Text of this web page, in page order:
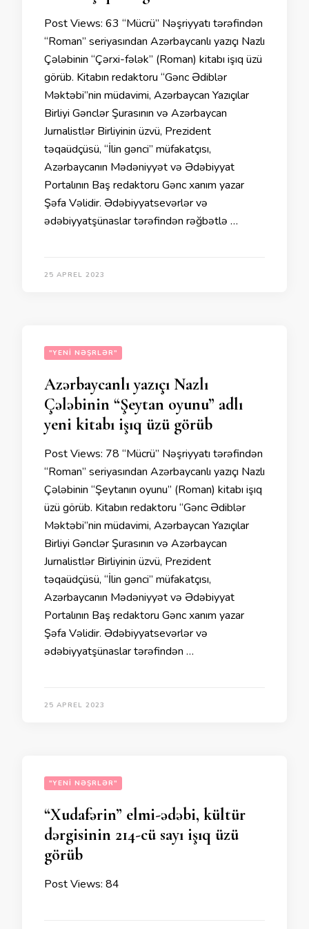
Post Views: 63 “Mücrü” Nəşriyyatı tərəfindən
“Roman” seriyasından Azərbaycanlı yazıçı Nazlı
Çələbinin “Çərxi-fələk” (Roman) kitabı işıq üzü
görüb. Kitabın redaktoru “Gənc Ədiblər
Məktəbi”nin müdavimi, Azərbaycan Yazıçılar
Birliyi Gənclər Şurasının və Azərbaycan
Jurnalistlər Birliyinin üzvü, Prezident
təqaüdçüsü, “İlin gənci” müfakatçısı,
Azərbaycanın Mədəniyyət və Ədəbiyyat
Portalının Baş redaktoru Gənc xanım yazar
Şəfa Vəlidir. Ədəbiyyatsevərlər və
ədəbiyyatşünaslar tərəfindən rəğbətlə …
25 APREL 2023
"YENI NƏŞRLƏR"
Azərbaycanlı yazıçı Nazlı
Çələbinin “Şeytan oyunu” adlı
yeni kitabı işıq üzü görüb
Post Views: 78 “Mücrü” Nəşriyyatı tərəfindən
“Roman” seriyasından Azərbaycanlı yazıçı Nazlı
Çələbinin “Şeytanın oyunu” (Roman) kitabı işıq
üzü görüb. Kitabın redaktoru “Gənc Ədiblər
Məktəbi”nin müdavimi, Azərbaycan Yazıçılar
Birliyi Gənclər Şurasının və Azərbaycan
Jurnalistlər Birliyinin üzvü, Prezident
təqaüdçüsü, “İlin gənci” müfakatçısı,
Azərbaycanın Mədəniyyət və Ədəbiyyat
Portalının Baş redaktoru Gənc xanım yazar
Şəfa Vəlidir. Ədəbiyyatsevərlər və
ədəbiyyatşünaslar tərəfindən …
25 APREL 2023
"YENI NƏŞRLƏR"
“Xudafərin” elmi-ədəbi, kültür
dərgisinin 214-cü sayı işıq üzü
görüb
Post Views: 84